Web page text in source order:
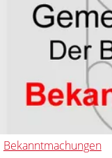
Bekanntmachungen